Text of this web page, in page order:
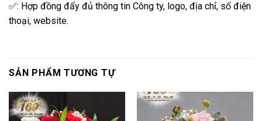
✅: Hợp đồng đẩy đủ thông tin Công ty, logo, địa chỉ, số điện
thoại, website.
SẢN PHẨM TƯƠNG TỰ